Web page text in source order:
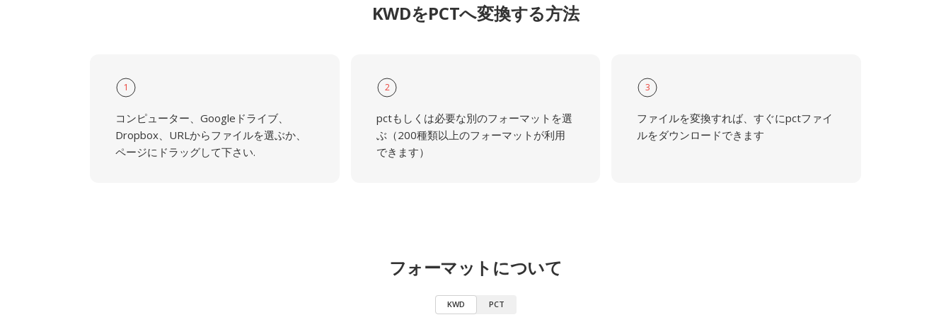
KWDをPCTへ変換する方法
1
コンピューター、Googleドライブ、
Dropbox、URLからファイルを選ぶか、
ページにドラッグして下さい.
2
pctもしくは必要な別のフォーマットを選
ぶ（200種類以上のフォーマットが利用
できます）
3
ファイルを変換すれば、すぐにpctファイ
ルをダウンロードできます
フォーマットについて
KWD PCT